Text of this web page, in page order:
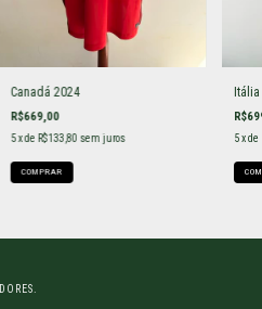
Canadá 2024
R$669,00
5x de R$133,80 sem juros
COMPRAR
Itália
5 x de